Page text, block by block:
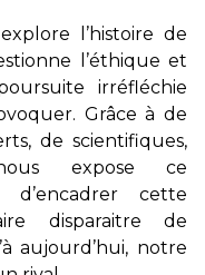
l’histoire de
l’éthique et
irréfléchie
Grâce à de
de scientifiques,
nous expose ce
d’encadrer cette
disparaitre de
aujourd’hui, notre